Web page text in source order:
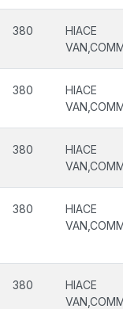
380
HIACE
380
HIACE
380
HIACE
380
HIACE
380
HIACE